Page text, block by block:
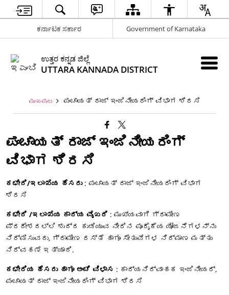
ಕರ್ನಾಟಕ ಸರ್ಕಾರ Government of Karnataka
ಉತ್ತರ ಕನ್ನಡ ಜಿಲ್ಲೆ
UTTARA KANNADA DISTRICT
ಮುಖಪುಟ ಪಂಚಾಯತ್‌ ರಾಜ್‌ ಇಂಜಿನೀಯರಿಂಗ್‌ ವಿಭಾಗ ಶಿರಸಿ
ಪಂಚಾಯತ್‌ ರಾಜ್‌ ಇಂಜಿನೀಯರಿಂಗ್‌
ವಿಭಾಗ ಶಿರಸಿ
ಕಛೇರಿ/ಇಲಾಖೆಯ ಹೆಸರು: ಪಂಚಾಯತ್‌ ರಾಜ್‌ ಇಂಜಿನೀಯರಿಂಗ್‌ ವಿಭಾಗ
ಶಿರಸಿ
ಕಛೇರಿ /ಇಲಾಖೆಯ ಕಾರ್ಯ ವೈಖರಿ : ಮುಖ್ಯವಾಗಿ ಗ್ರಾಮೀಣ
ಪ್ರದೇಶದಲ್ಲಿ ಶುದ್ದ ಕುಡಿಯುವ ನೀರಿನ ಪೂರೈಕೆಯ ಯೋಜನೆಗಳನ್ನು
ನಿರ್ಮಿಸುವದು, ಗ್ರಾಮೀಣ ರಸ್ತೆ ಹಾಗೂ ಸೇತುವೆಗಳ ನಿರ್ಮಾಣ ಮತ್ತು
ನಿರ್ವಹಣೆ ಇತ್ಯಾದಿ.
ಕಛೇರಿಯ ಹೆಸರು ಹಾಗೂ ಅಂಚೆ ವಿಳಾಸ : ಕಾರ್ಯನಿರ್ವಾಹಕ ಇಂಜಿನೀಯರ್‌,
ಪಂಚಾಯತ್‌ ರಾಜ್‌ ಇಂಜಿನೀಯರಿಂಗ್‌ ವಿಭಾಗ ಶಿರಸಿ